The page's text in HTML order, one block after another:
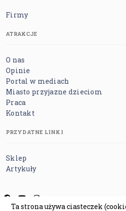
Firmy
ATRAKCJE
O nas
Opinie
Portal w mediach
Miasto przyjazne dzieciom
Praca
Kontakt
PRZYDATNE LINKI
Sklep
Artykuły
Ta strona używa ciasteczek